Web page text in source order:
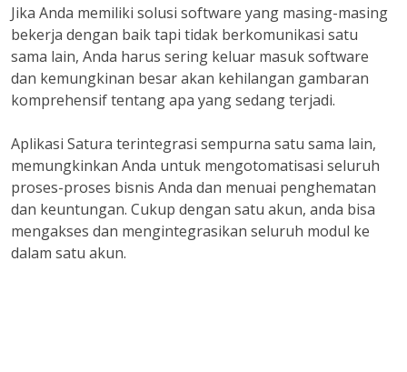
Jika Anda memiliki solusi software yang masing-masing
bekerja dengan baik tapi tidak berkomunikasi satu
sama lain, Anda harus sering keluar masuk software
dan kemungkinan besar akan kehilangan gambaran
komprehensif tentang apa yang sedang terjadi.
Aplikasi Satura terintegrasi sempurna satu sama lain,
memungkinkan Anda untuk mengotomatisasi seluruh
proses-proses bisnis Anda dan menuai penghematan
dan keuntungan. Cukup dengan satu akun, anda bisa
mengakses dan mengintegrasikan seluruh modul ke
dalam satu akun.